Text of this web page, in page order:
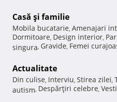
Casă şi familie
Mobila bucatarie, Amenajari
Dormitoare, Design interior,
singura, Gravide, Femei
Actualitate
Din culise, Interviu, Stirea zilei,
autism, Despărţiri celebre,